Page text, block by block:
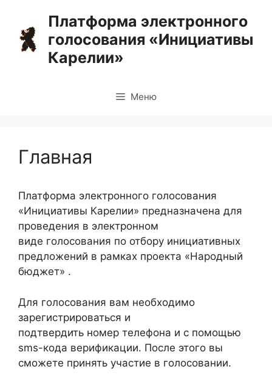
содержимому
Платформа электронного
голосования «Инициативы
Карелии»
Меню
Главная
Платформа электронного голосования
«Инициативы Карелии» предназначена для
проведения в электронном
виде голосования по отбору инициативных
предложений в рамках проекта «Народный
бюджет» .
Для голосования вам необходимо
зарегистрироваться и
подтвердить номер телефона и с помощью
sms-кода верификации. После этого вы
сможете принять участие в голосовании.